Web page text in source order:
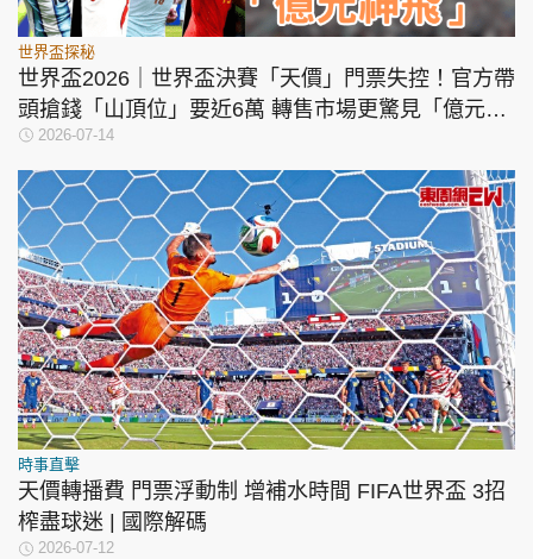
世界盃探秘
世界盃2026｜世界盃決賽「天價」門票失控！官方帶
頭搶錢「山頂位」要近6萬 轉售市場更驚見「億元神
飛」2026-07-14
時事直擊
天價轉播費 門票浮動制 增補水時間 FIFA世界盃 3招
榨盡球迷 | 國際解碼
2026-07-12